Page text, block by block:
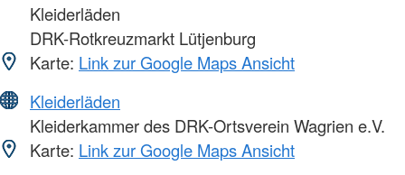
Kleiderläden
DRK-Rotkreuzmarkt Lütjenburg
Karte: Link zur Google Maps Ansicht
Kleiderläden
Kleiderkammer des DRK-Ortsverein Wagrien e.V.
Karte: Link zur Google Maps Ansicht